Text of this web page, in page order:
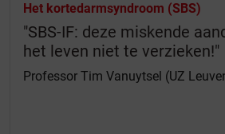
Het kortedarmsyndroom (SBS)
"SBS-IF: deze miskende
het leven niet te verzieken!"
Professor Tim Vanuytsel (UZ